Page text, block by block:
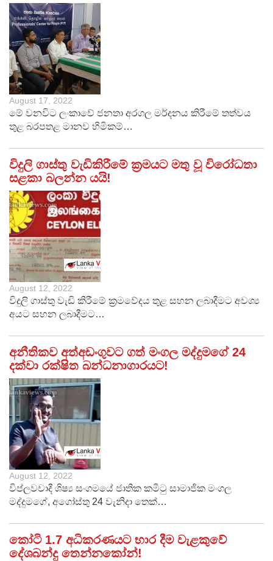
August 17, 2022
මේ වනවිට ලංකාවේ ජනතා අරගල මර්දනය කිරීමේ තත්වය
තුළ බරපතළ මානව හිමිකම්…
විදුලි ගාස්තු වැඩිකිරීමේ ක්‍රමයට මතු වූ විරෝධතා
සළකා බලන්න යයි!
August 12, 2022
විදුලි ගාස්තු වැඩි කිරීමේ ක්‍රමවේදය තුළ සහන ලබාදීමට අවශ්‍ය
අයට සහන ලබාදීමට…
අනීතිකව අත්අඩංගුවට ගත් මංගල මද්දුමගේ 24
දක්වා රක්ෂිත බන්ධනාගාරයට!
August 12, 2022
විප්ලවවාදී ශිෂ්‍ය සංගමයේ ජාතික කමිටු සාමාජික මංගල
මද්දුමගේ, අගෝස්තු 24 වැනිදා තෙක්…
කෝටි 1.7 අධිකරණයට භාර දීම වැළකුවේ
දේශබන්දු තෙන්නකෝන්!